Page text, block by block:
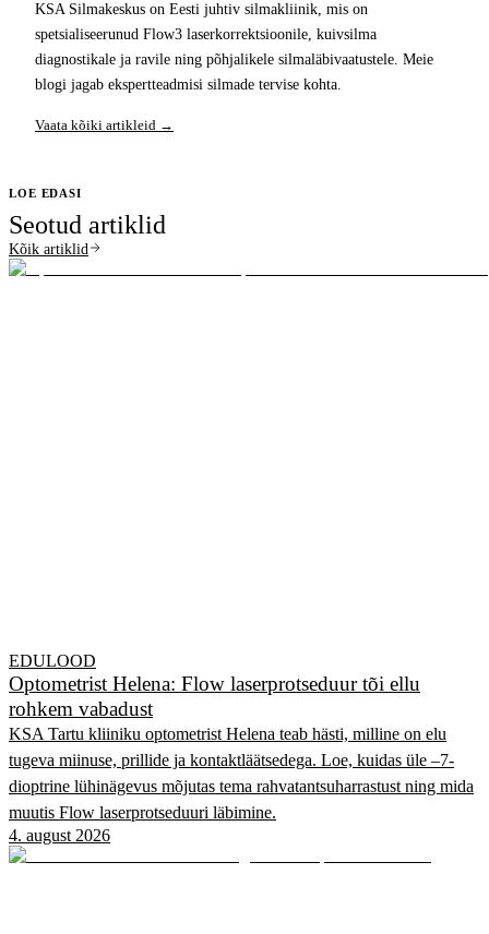
KSA Silmakeskus on Eesti juhtiv silmakliinik, mis on
spetsialiseerunud Flow3 laserkorrektsioonile, kuivsilma
diagnostikale ja ravile ning põhjalikele silmaläbivaatustele. Meie
blogi jagab ekspertteadmisi silmade tervise kohta.
Vaata kõiki artikleid →
LOE EDASI
Seotud artiklid
Kõik artiklid
EDULOOD
Optometrist Helena: Flow laserprotseduur tõi ellu
rohkem vabadust
KSA Tartu kliiniku optometrist Helena teab hästi, milline on elu
tugeva miinuse, prillide ja kontaktläätsedega. Loe, kuidas üle –7-
dioptrine lühinägevus mõjutas tema rahvatantsuharrastust ning mida
muutis Flow laserprotseduuri läbimine.
4. august 2026